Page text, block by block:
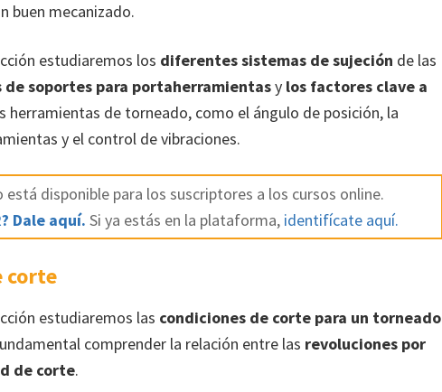
buen mecanizado.
estudiaremos los diferentes sistemas de sujeción de las
de soportes para portaherramientasylos factores clave a
herramientas de torneado, como el ángulo de posición, la
y el control de vibraciones.
disponible para los suscriptores a los cursos online.
Dale aquí. Si ya estás en la plataforma, identifícate aquí.
corte
estudiaremos las condiciones de corte para un torneado
comprender la relación entre las revoluciones por
de corte.